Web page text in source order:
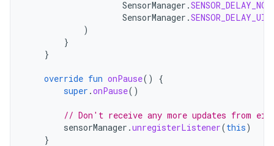
SensorManager .
SensorManager .SENSOR_DELAY_UI
)
}
}
override fun onPause()
{
super .onPause()
// Don't receive any more updates from
sensorManager .unregisterListener(this)
}